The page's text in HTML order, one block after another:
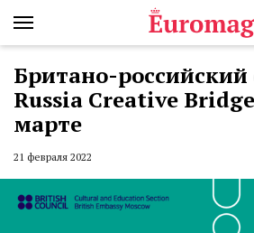
Британо-
Russia Creative
марте
21 февраля 2022